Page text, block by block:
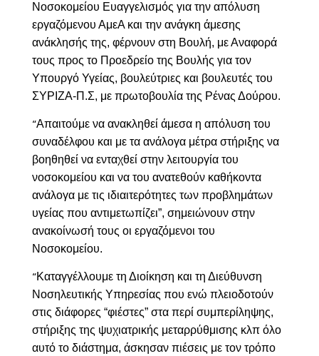
Νοσοκομείου Ευαγγελισμός για την απόλυση
εργαζόμενου ΑμεΑ και την ανάγκη άμεσης
ανάκλησής της, φέρνουν στη Βουλή, με Αναφορά
τους προς το Προεδρείο της Βουλής για τον
Υπουργό Υγείας, βουλεύτριες και βουλευτές του
ΣΥΡΙΖΑ-Π.Σ, με πρωτοβουλία της Ρένας Δούρου.
“Απαιτούμε να ανακληθεί άμεσα η απόλυση του
συναδέλφου και με τα ανάλογα μέτρα στήριξης να
βοηθηθεί να ενταχθεί στην λειτουργία του
νοσοκομείου και να του ανατεθούν καθήκοντα
ανάλογα με τις ιδιαιτερότητες των προβλημάτων
υγείας που αντιμετωπίζει”, σημειώνουν στην
ανακοίνωσή τους οι εργαζόμενοι του
Νοσοκομείου.
“Καταγγέλλουμε τη Διοίκηση και τη Διεύθυνση
Νοσηλευτικής Υπηρεσίας που ενώ πλειοδοτούν
στις διάφορες “φιέστες” στα περί συμπερίληψης,
στήριξης της ψυχιατρικής μεταρρύθμισης κλπ όλο
αυτό το διάστημα, άσκησαν πιέσεις με τον τρόπο